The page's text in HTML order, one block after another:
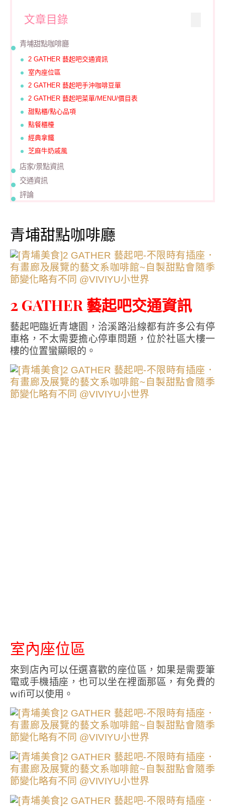
文章目錄
青埔甜點咖啡廳
2 GATHER 藝起吧交通資訊
室內座位區
2 GATHER 藝起吧手沖咖啡豆單
2 GATHER 藝起吧菜單/MENU/價目表
甜點櫃/點心品項
點餐櫃檯
經典拿鐵
芝麻牛奶戚風
店家/景點資訊
交通資訊
評論
青埔甜點咖啡廳
2 GATHER 藝起吧交通資訊
藝起吧臨近青塘園，洽溪路沿線都有許多公有停
車格，不太需要擔心停車問題，位於社區大樓一
樓的位置蠻顯眼的。
室內座位區
來到店內可以任選喜歡的座位區，如果是需要筆
電或手機插座，也可以坐在裡面那區，有免費的
wifi可以使用。